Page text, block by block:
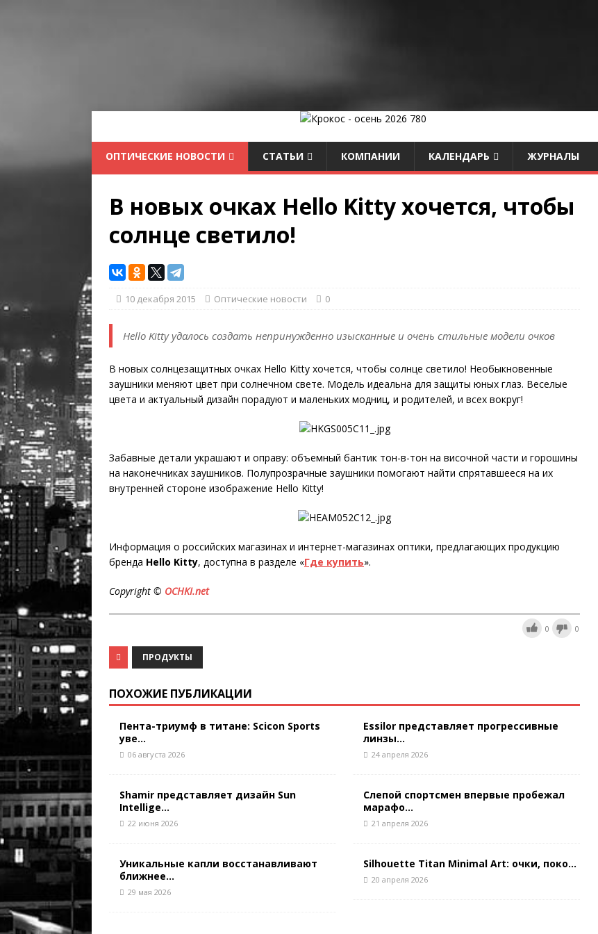
ОПТИЧЕСКИЕ НОВОСТИ СТАТЬИ КОМПАНИИ КАЛЕНДАРЬ ЖУРНАЛЫ
В новых очках Hello Kitty хочется, чтобы
солнце светило!
10 декабря 2015 Оптические новости 0
Hello Kitty удалось создать непринужденно изысканные и очень стильные модели очков
В новых солнцезащитных очках Hello Kitty хочется, чтобы солнце светило! Необыкновенные
заушники меняют цвет при солнечном свете. Модель идеальна для защиты юных глаз. Веселые
цвета и актуальный дизайн порадуют и маленьких модниц, и родителей, и всех вокруг!
Забавные детали украшают и оправу: объемный бантик тон-в-тон на височной части и горошины
на наконечниках заушников. Полупрозрачные заушники помогают найти спрятавшееся на их
внутренней стороне изображение Hello Kitty!
Информация о российских магазинах и интернет-магазинах оптики, предлагающих продукцию
бренда Hello Kitty, доступна в разделе «Где купить».
Copyright © OCHKI.net
0 0
ПРОДУКТЫ
ПОХОЖИЕ ПУБЛИКАЦИИ
Пента-триумф в титане: Scicon Sports
уве...
06 августа 2026
Shamir представляет дизайн Sun
Intellige...
22 июня 2026
Уникальные капли восстанавливают
ближнее...
29 мая 2026
Essilor представляет прогрессивные
линзы...
24 апреля 2026
Слепой спортсмен впервые пробежал
марафо...
21 апреля 2026
Silhouette Titan Minimal Art: очки, поко...
20 апреля 2026